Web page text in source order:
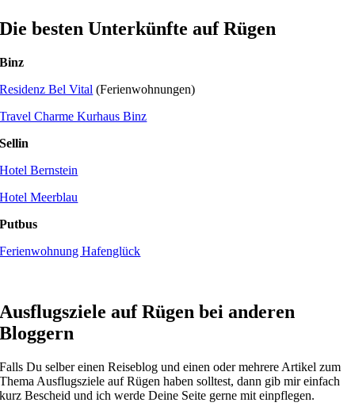
Die besten Unterkünfte auf Rügen
Binz
Residenz Bel Vital (Ferienwohnungen)
Travel Charme Kurhaus Binz
Sellin
Hotel Bernstein
Hotel Meerblau
Putbus
Ferienwohnung Hafenglück
Ausflugsziele auf Rügen bei anderen
Bloggern
Falls Du selber einen Reiseblog und einen oder mehrere Artikel zum
Thema Ausflugsziele auf Rügen haben solltest, dann gib mir einfach
kurz Bescheid und ich werde Deine Seite gerne mit einpflegen.